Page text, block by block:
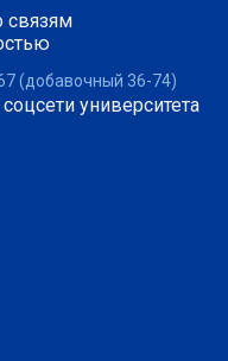
связям
(добавочный 36-74)
университета